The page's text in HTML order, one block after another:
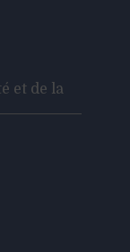
et de la